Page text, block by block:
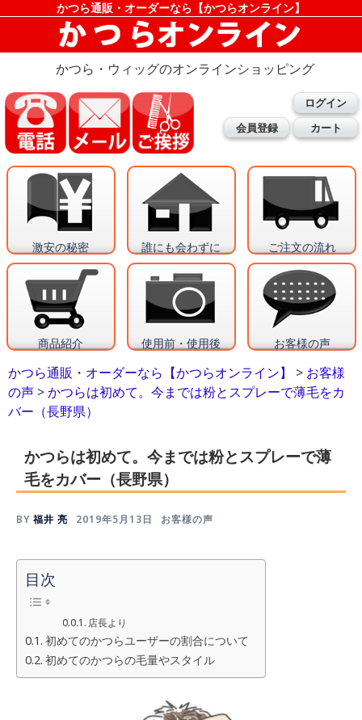
かつら通販・オーダーなら【かつらオンライン】
かつら・ウィッグのオンラインショッピング
ログイン
会員登録
カート
激安の秘密 誰にも会わずに ご注文の流れ
商品紹介 使用前・使用後 お客様の声
かつら通販・オーダーなら【かつらオンライン】 > お客様
の声 >かつらは初めて。今までは粉とスプレーで薄毛をカ
バー（長野県）
かつらは初めて。今までは粉とスプレーで薄
毛をカバー（長野県）
BY 福井 亮 2019年5月13日 お客様の声
目次
店長より
初めてのかつらユーザーの割合について
初めてのかつらの毛量やスタイル